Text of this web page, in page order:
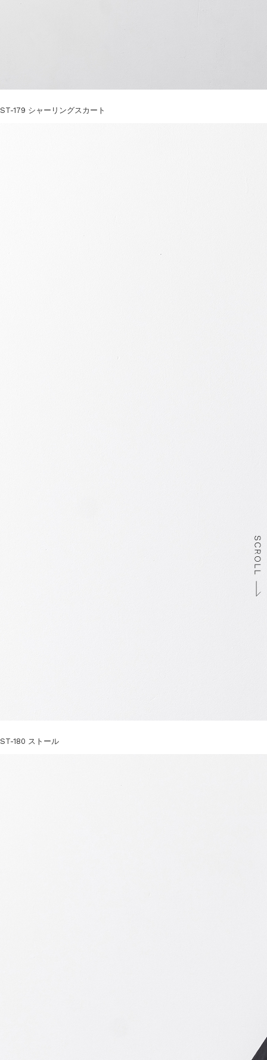
ST-179 シャーリングスカート
ST-180 ストール